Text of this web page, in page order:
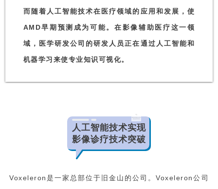
而随着人工智能技术在医疗领域的应用和发展，使
AMD早期预测成为可能。在影像辅助医疗这一领
域，医学研发公司的研发人员正在通过人工智能和
机器学习来使专业知识可视化。
人工智能技术实现
影像诊疗技术突破
Voxeleron是一家总部位于旧金山的公司。Voxeleron公司